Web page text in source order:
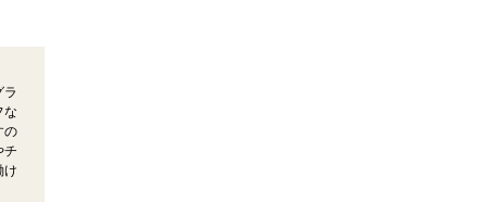
な
の
チ
け